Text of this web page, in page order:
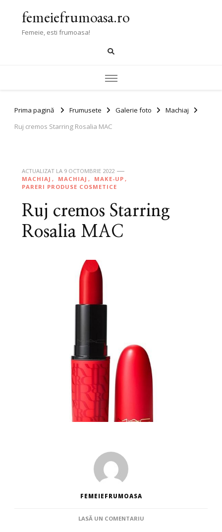
femeiefrumoasa.ro
Femeie, esti frumoasa!
Prima pagină Frumusete Galerie foto
Machiaj
Ruj cremos Starring Rosalia MAC
ACTUALIZAT LA 9 OCTOMBRIE 2022
MACHIAJ
MACHIAJ
MAKE-UP
PARERI PRODUSE COSMETICE
Ruj cremos Starring
Rosalia MAC
FEMEIEFRUMOASA
LASĂ UN COMENTARIULA